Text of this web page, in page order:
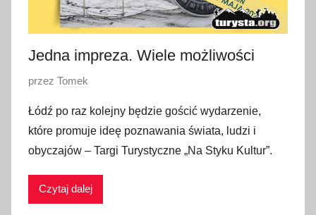
Jedna impreza. Wiele możliwości
O
u
b
l
i
przez Tomek
Łódź po raz kolejny będzie gościć wydarzenie,
które promuje ideę poznawania świata, ludzi i
obyczajów – Targi Turystyczne „Na Styku Kultur”.
Czytaj dalej